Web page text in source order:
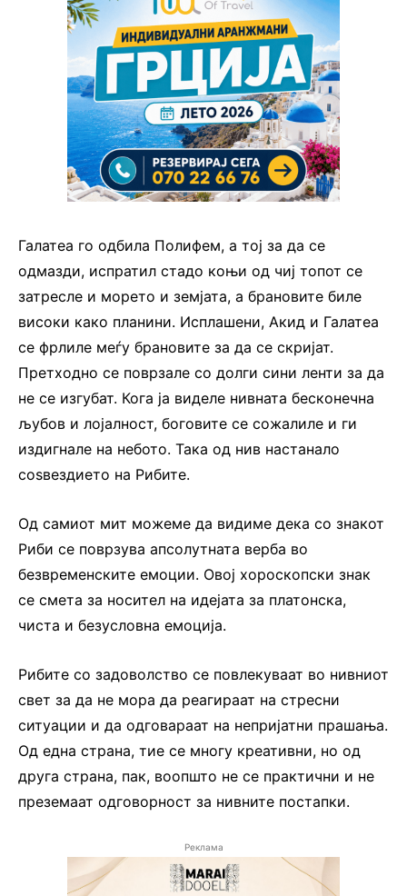
Галатеа го одбила Полифем, а тој за да се
одмазди, испратил стадо коњи од чиј топот се
затресле и морето и земјата, а брановите биле
високи како планини. Исплашени, Акид и Галатеа
се фрлиле меѓу брановите за да се скријат.
Претходно се поврзале со долги сини ленти за да
не се изгубат. Кога ја виделе нивната бесконечна
љубов и лојалност, боговите се сожалиле и ги
издигнале на небото. Така од нив настанало
соѕвездието на Рибите.
Од самиот мит можеме да видиме дека со знакот
Риби се поврзува апсолутната верба во
безвременските емоции. Овој хороскопски знак
се смета за носител на идејата за платонска,
чиста и безусловна емоција.
Рибите со задоволство се повлекуваат во нивниот
свет за да не мора да реагираат на стресни
ситуации и да одговараат на непријатни прашања.
Од една страна, тие се многу креативни, но од
друга страна, пак, воопшто не се практични и не
преземаат одговорност за нивните постапки.
Реклама